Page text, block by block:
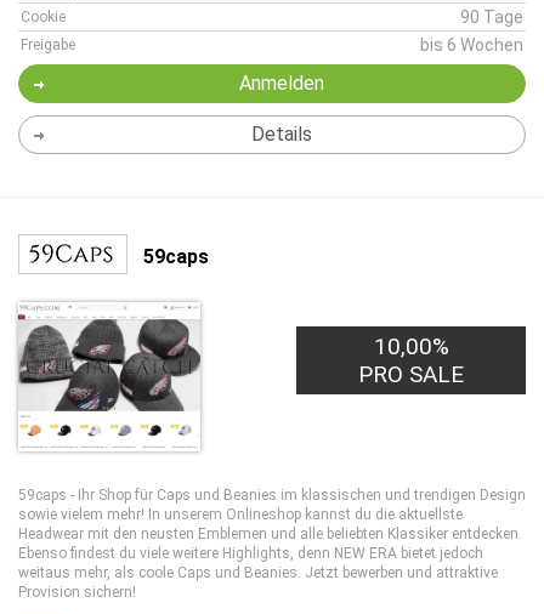
Cookie 90 Tage
Freigabe bis 6 Wochen
Anmelden
Details
59caps
10,00%
PRO SALE
59caps - Ihr Shop für Caps und Beanies im klassischen und trendigen Design
sowie vielem mehr! In unserem Onlineshop kannst du die aktuellste
Headwear mit den neusten Emblemen und alle beliebten Klassiker entdecken.
Ebenso findest du viele weitere Highlights, denn NEW ERA bietet jedoch
weitaus mehr, als coole Caps und Beanies. Jetzt bewerben und attraktive
Provision sichern!